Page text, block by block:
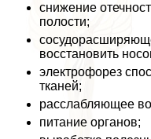
снижение
полости;
восстановить
электрофорез
тканей;
расслабляющее
питание органов;